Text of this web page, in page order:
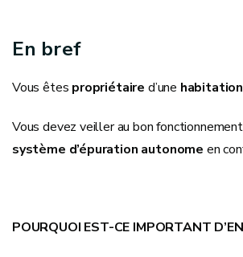
En bref
Vous êtes propriétaire d’une
Vous devez veiller au bon
système d’épuration autonome en
POURQUOI EST-CE IMPORTANT